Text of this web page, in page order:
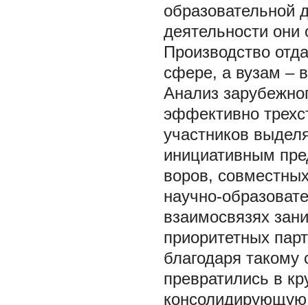
образовательной
деятельности они
Производство
сфере, а вузам –
Анализ
эффективно
участников
инициативным
воров,
научно-
взаимосвязях
приоритетных
благодаря такому
превратились в